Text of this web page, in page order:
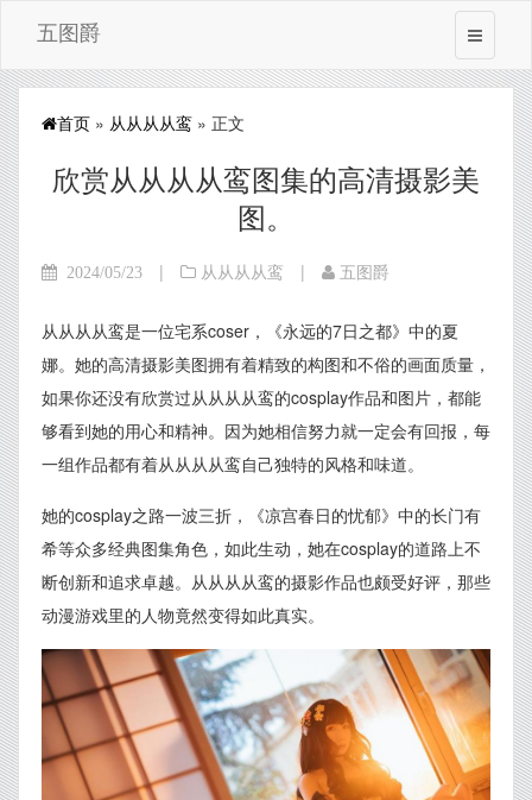
五图爵
首页 » 从从从从鸾 » 正文
欣赏从从从从鸾图集的高清摄影美
图。
2024/05/23 | 从从从从鸾 | 五图爵
从从从从鸾是一位宅系coser，《永远的7日之都》中的夏
娜。她的高清摄影美图拥有着精致的构图和不俗的画面质量，
如果你还没有欣赏过从从从从鸾的cosplay作品和图片，都能
够看到她的用心和精神。因为她相信努力就一定会有回报，每
一组作品都有着从从从从鸾自己独特的风格和味道。
她的cosplay之路一波三折，《凉宫春日的忧郁》中的长门有
希等众多经典图集角色，如此生动，她在cosplay的道路上不
断创新和追求卓越。从从从从鸾的摄影作品也颇受好评，那些
动漫游戏里的人物竟然变得如此真实。